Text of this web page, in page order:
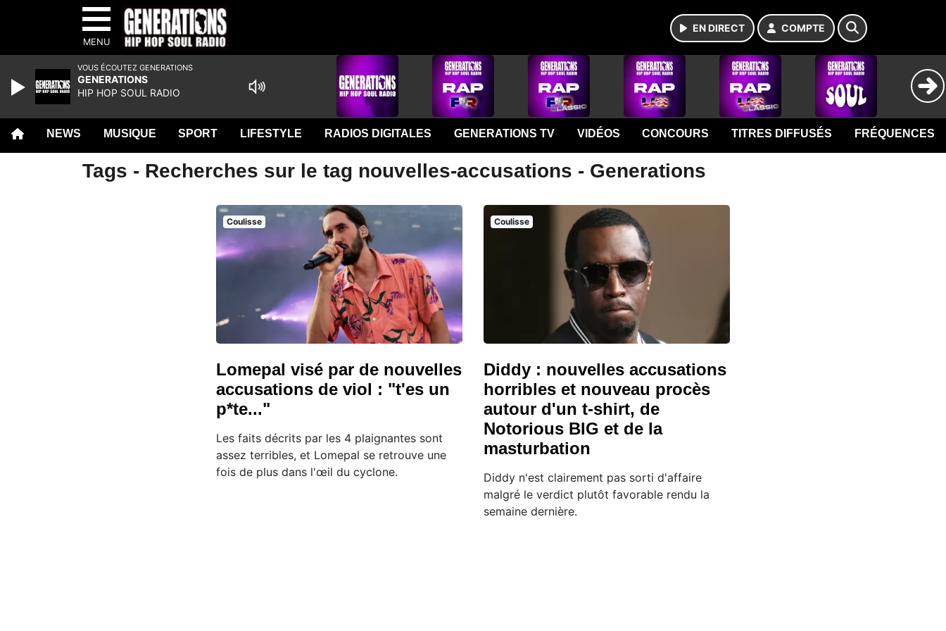
MENU
EN DIRECT COMPTE
NEWS MUSIQUE SPORT LIFESTYLE RADIOS DIGITALES GENERATIONS TV VIDÉOS CONCOURS TITRES DIFFUSÉS FRÉQUENCES
Tags - Recherches sur le tag nouvelles-accusations - Generations
Coulisse
Lomepal visé par de nouvelles
accusations de viol : "t'es un
p*te..."
Les faits décrits par les 4 plaignantes sont
assez terribles, et Lomepal se retrouve une
fois de plus dans l'œil du cyclone.
Coulisse
Diddy : nouvelles accusations
horribles et nouveau procès
autour d'un t-shirt, de
Notorious BIG et de la
masturbation
Diddy n'est clairement pas sorti d'affaire
malgré le verdict plutôt favorable rendu la
semaine dernière.
VOUS ÉCOUTEZ GENERATIONS
GENERATIONS
HIP HOP SOUL RADIO